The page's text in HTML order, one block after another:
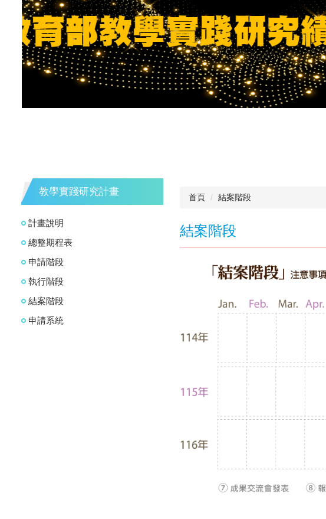
教學實踐研究計畫
計畫說明
總整期程表
申請階段
執行階段
結案階段
申請系統
首頁 結案階段
結案階段